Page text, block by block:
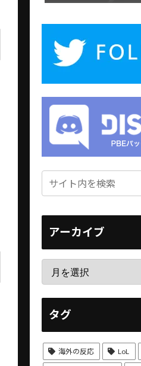
アーカイブ
タグ
海外の反応 LoL